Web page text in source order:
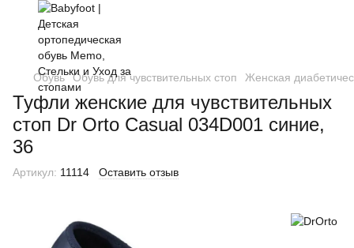
Обувь Обувь для чувствительных стоп Женская
Туфли женские для чувствительных
стоп Dr Orto Casual 034D001 синие,
36
Артикул: 11114 Оставить отзыв